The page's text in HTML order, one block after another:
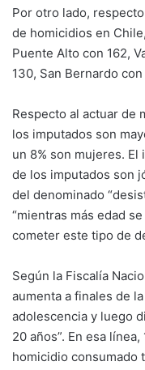
Por otro lado,
de homicidios en
Puente Alto con 162,
130, San Bernardo
Respecto al actuar de
los imputados son
un 8% son mujeres.
de los imputados son
del denominado
“mientras más edad
cometer este tipo de
Según la Fiscalía
aumenta a finales de
adolescencia y luego
20 años”. En esa
homicidio consumado